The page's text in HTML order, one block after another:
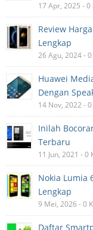
17 Apr, 2025 -
Review
Lengkap
26 Agu, 2024 -
Huawei
Dengan
14 Nov, 2022 -
Inilah
Terbaru
11 Jun, 2021 - 0
Nokia Lumia
Lengkap
9 Mei, 2026 - 0
Daftar